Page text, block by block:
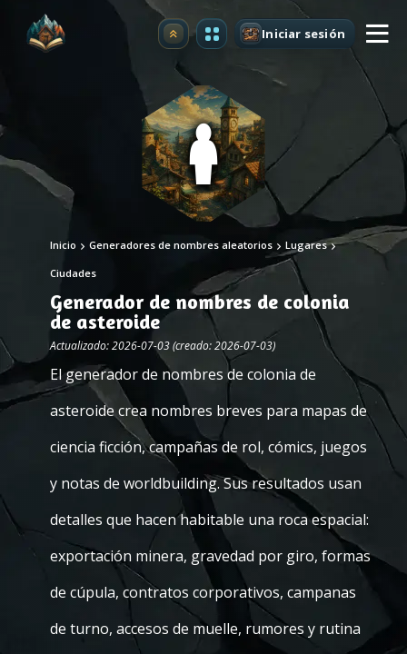
Mejorar Iniciar sesión
Inicio Generadores de nombres aleatorios Lugares
Ciudades
Generador de nombres de colonia
de asteroide
Actualizado: 2026-07-03 (creado: 2026-07-03)
El generador de nombres de colonia de
asteroide crea nombres breves para mapas de
ciencia ficción, campañas de rol, cómics, juegos
y notas de worldbuilding. Sus resultados usan
detalles que hacen habitable una roca espacial:
exportación minera, gravedad por giro, formas
de cúpula, contratos corporativos, campanas
de turno, accesos de muelle, rumores y rutina